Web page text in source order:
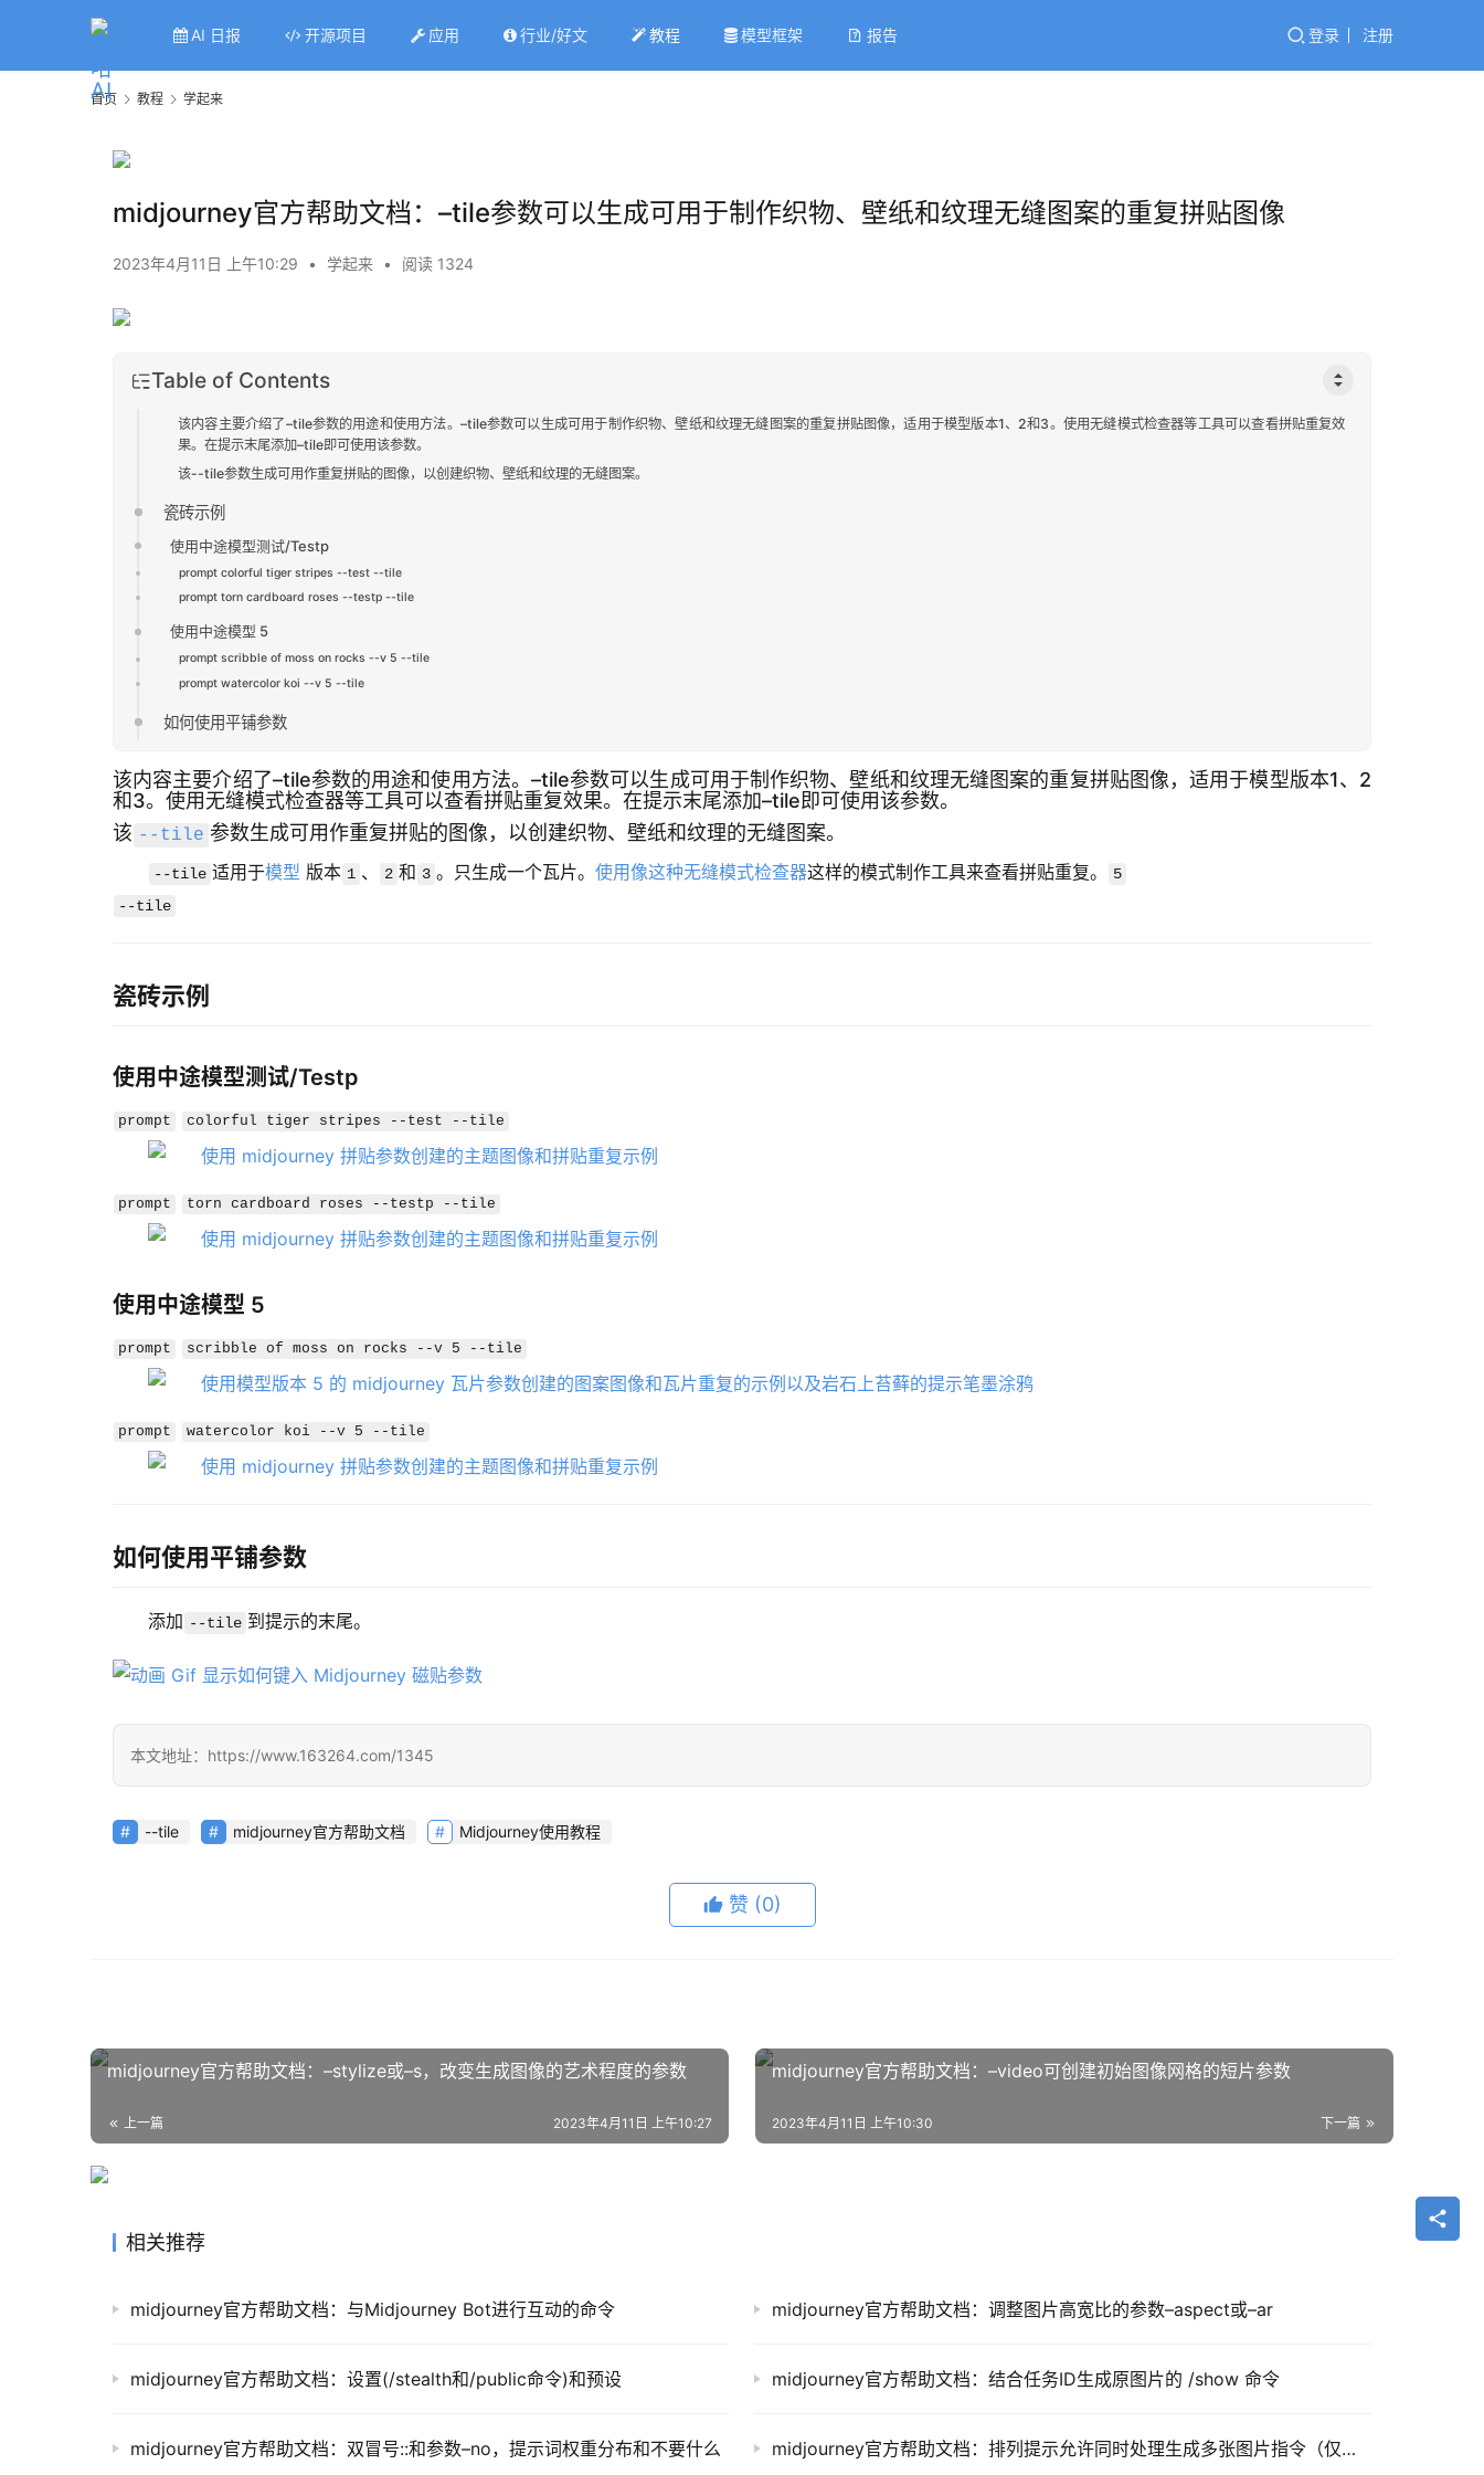
AI 日报 开源项目 应用 行业/好文 教程 模型框架 报告 登录 注册
首页 教程 学起来
midjourney官方帮助文档：–tile参数可以生成可用于制作织物、壁纸和纹理无缝图案的重复拼贴图像
2023年4月11日 上午10:29 • 学起来 • 阅读 1324
Table of Contents
该内容主要介绍了–tile参数的用途和使用方法。–tile参数可以生成可用于制作织物、壁纸和纹理无缝图案的重复拼贴图像，适用于模型版本1、2和3。使用无缝模式检查器等工具可以查看拼贴重复效
果。在提示末尾添加–tile即可使用该参数。
该--tile参数生成可用作重复拼贴的图像，以创建织物、壁纸和纹理的无缝图案。
瓷砖示例
使用中途模型测试/Testp
prompt colorful tiger stripes --test --tile
prompt torn cardboard roses --testp --tile
使用中途模型 5
prompt scribble of moss on rocks --v 5 --tile
prompt watercolor koi --v 5 --tile
如何使用平铺参数
该内容主要介绍了–tile参数的用途和使用方法。–tile参数可以生成可用于制作织物、壁纸和纹理无缝图案的重复拼贴图像，适用于模型版本1、2
和3。使用无缝模式检查器等工具可以查看拼贴重复效果。在提示末尾添加–tile即可使用该参数。
该 --tile 参数生成可用作重复拼贴的图像，以创建织物、壁纸和纹理的无缝图案。
--tile 适用于模型 版本 1 、 2 和 3 。只生成一个瓦片。 使用像这种无缝模式检查器这样的模式制作工具来查看拼贴重复。
5
--tile
瓷砖示例
使用中途模型测试/Testp
prompt colorful tiger stripes --test --tile
prompt torn cardboard roses --testp --tile
使用中途模型 5
prompt scribble of moss on rocks --v 5 --tile
prompt watercolor koi --v 5 --tile
如何使用平铺参数
添加 --tile 到提示的末尾。
本文地址：https://www.163264.com/1345
--tile midjourney官方帮助文档 Midjourney使用教程
赞 (0)
midjourney官方帮助文档：–stylize或–s，改变生成图像的艺术程度的参数
上一篇 2023年4月11日 上午10:27
midjourney官方帮助文档：–video可创建初始图像网格的短片参数
下一篇
2023年4月11日 上午10:30
相关推荐
midjourney官方帮助文档：与Midjourney Bot进行互动的命令 midjourney官方帮助文档：调整图片高宽比的参数–aspect或–ar
midjourney官方帮助文档：设置(/stealth和/public命令)和预设 midjourney官方帮助文档：结合任务ID生成原图片的 /show 命令
midjourney官方帮助文档：双冒号::和参数–no，提示词权重分布和不要什么 midjourney官方帮助文档：排列提示允许同时处理生成多张图片指令（仅限pro用户）